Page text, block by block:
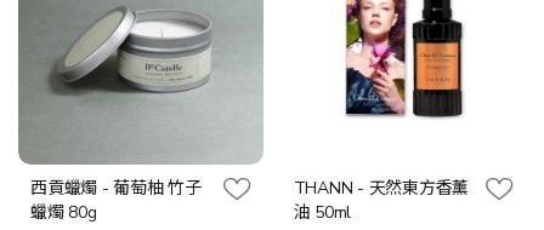
西貢蠟燭 - 葡萄柚 竹子
蠟燭 80g
THANN - 天然東方香薰
油 50ml